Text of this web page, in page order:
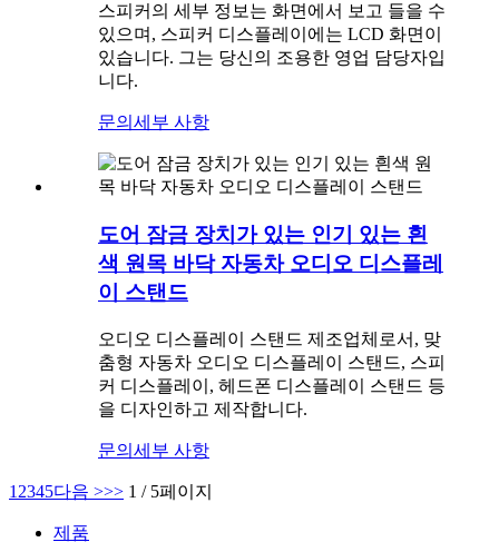
스피커의 세부 정보는 화면에서 보고 들을 수
있으며, 스피커 디스플레이에는 LCD 화면이
있습니다. 그는 당신의 조용한 영업 담당자입
니다.
문의 세부 사항
도어 잠금 장치가 있는 인기 있는 흰
색 원목 바닥 자동차 오디오 디스플레
이 스탠드
오디오 디스플레이 스탠드 제조업체로서, 맞
춤형 자동차 오디오 디스플레이 스탠드, 스피
커 디스플레이, 헤드폰 디스플레이 스탠드 등
을 디자인하고 제작합니다.
문의 세부 사항
1 2345다음 >>> 1 / 5페이지
제품